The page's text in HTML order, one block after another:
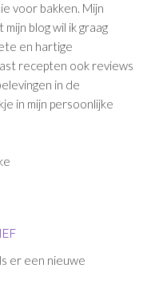
voor bakken. Mijn
blog wil ik graag
en hartige
recepten ook reviews
in de
in mijn persoonlijke
er een nieuwe